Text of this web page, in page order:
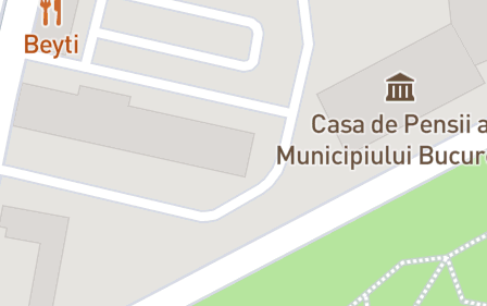
Recuziteri: Marius Pătrașcu, Marcu Alexandru, Sebastian
Grigorescu, Eftimie Constantin, Marin Grigore, Cornel Spoială și
Constantin Matei
Un spectacol explorat de:
Durata:
2h30 / Pauză: Da
Mihai Niță, Alexandra Murăruș, Silva Helena Schmidt,
Cătălin Vîlcu, Ștefan Voicu, Corin Popescu, Victoria Ionescu,
Teodora Oancea
Cu participarea artiștilor Circului Metropolitan București:
Catarg:
Alexandru Andrieș, Andrei Oncescu, Iulian Gheorghe,
Alyssa Lazăr, Gamze Saldiz și Julia Petreanu